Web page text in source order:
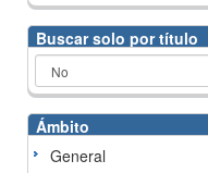
Buscar solo por título
Ámbito
General